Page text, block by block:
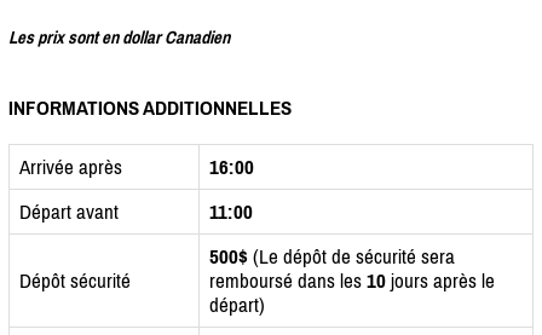
Les prix sont en dollar Canadien
INFORMATIONS ADDITIONNELLES
Arrivée après
16:00
Départ avant
11:00
Dépôt sécurité
500$ (Le dépôt de sécurité sera
remboursé dans les 10 jours après le
départ)